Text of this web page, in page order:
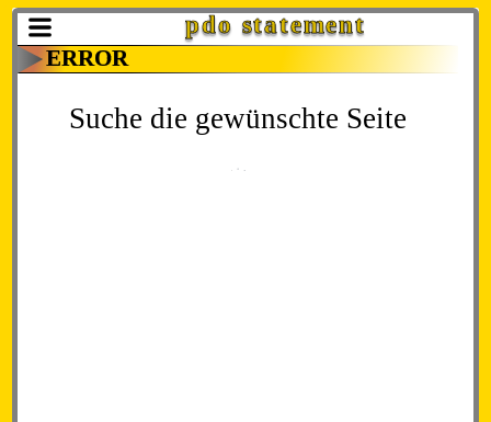
pdo statement
ERROR
Suche die gewünschte Seite